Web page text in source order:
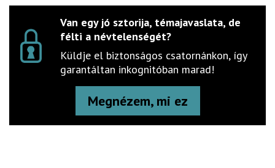
Van egy jó sztorija, témajavaslata, de
félti a névtelenségét?
Küldje el biztonságos csatornánkon, így
garantáltan inkognitóban marad!
Megnézem, mi ez